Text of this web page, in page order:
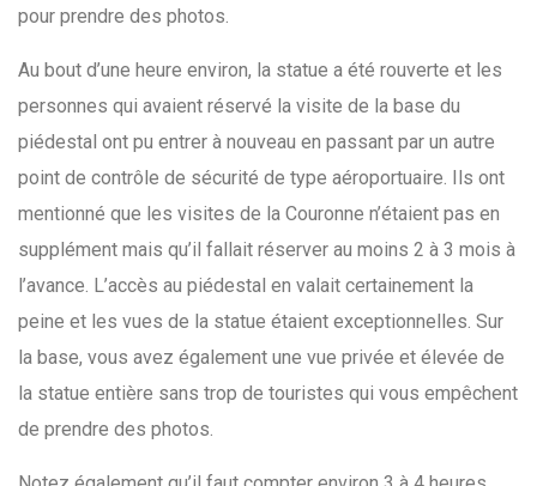
pour prendre des photos.
Au bout d’une heure environ, la statue a été rouverte et les
personnes qui avaient réservé la visite de la base du
piédestal ont pu entrer à nouveau en passant par un autre
point de contrôle de sécurité de type aéroportuaire. Ils ont
mentionné que les visites de la Couronne n’étaient pas en
supplément mais qu’il fallait réserver au moins 2 à 3 mois à
l’avance. L’accès au piédestal en valait certainement la
peine et les vues de la statue étaient exceptionnelles. Sur
la base, vous avez également une vue privée et élevée de
la statue entière sans trop de touristes qui vous empêchent
de prendre des photos.